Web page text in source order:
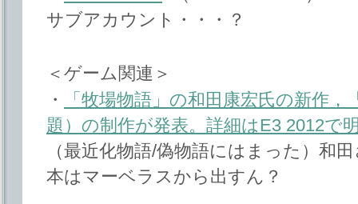
サブアカウント・・・？
＜ゲーム関連＞
・
「牧場物語」の和田康宏氏の新作
題）の制作が発表。詳細はE3 2012で
（最近化物語/偽物語にはまった）和
本はマーベラスから出すん？